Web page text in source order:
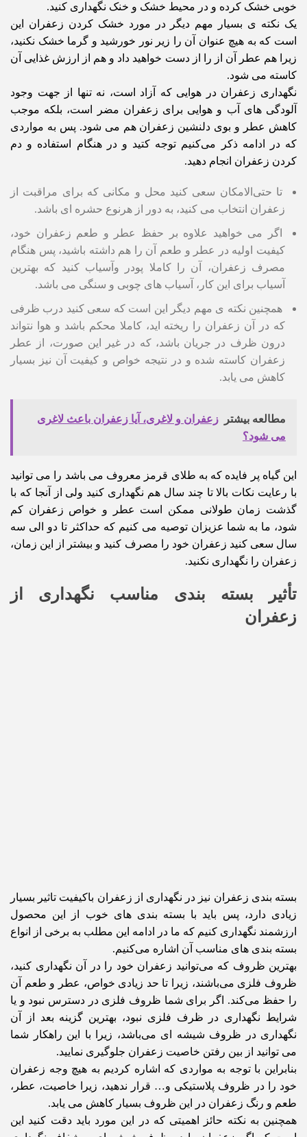
خوبی خشک کرده و در محیط خشک و خنک نگهداری کنید.
یک نکته ی بسیار مهم دیگر در مورد خشک کردن زعفران این
است که به هیچ عنوان آن را زیر نور خورشید و گرما خشک نکنید،
زیرا هم عطر آن از را از دست خواهید داد و هم از ارزش غذایی آن
کاسته می شود.
نگهداری زعفران در هوایی که آزاد است، نه تنها از جهت وجود
آلودگی های آب و هوایی برای زعفران مضر است، بلکه موجب
کاهش عطر و بوی دلنشین زعفران هم می شود. پس به مواردی
که در ادامه ذکر می‌کنیم توجه کتید و در هنگام استفاده و دم
کردن زعفران انجام دهید.
تا حتی‌الامکان سعی کنید محل و مکانی که برای مراقبت از
زعفران انتخاب می کنید، به دور از هرنوع حشره ای باشد.
اگر می خواهید علاوه بر حفظ عطر و طعم زعفران خود،
کیفیت اولیه در عطر و طعم آن را هم داشته باشید، پس هنگام
مصرف زعفران، آن را کاملا پودر وآسیاب کنید که بهترین
آسیاب برای این کار، آسیاب های چوبی و سنگی می باشد.
همچنین نکته ی مهم دیگر این است که سعی کنید درب ظرفی
که در آن زعفران را ریخته اید، کاملا محکم باشد و هوا نتواند
درون ظرف در جریان باشد، که در غیر این صورت، از عطر
زعفران کاسته شده و در نتیجه خواص و کیفیت آن نیز بسیار
کاهش می یابد.
مطالعه بیشتر
زعفران و لاغری، آیا زعفران باعث لاغری
می شود؟
این گیاه پر فایده که به طلای قرمز معروف می باشد را می توانید
با رعایت نکات بالا تا چند سال هم نگهداری کنید ولی از آنجا که با
گذشت زمان طولانی ممکن است عطر و خواص زعفران کم
شود، ما به شما عزیزان توصیه می کنیم که حداکثر تا دو الی سه
سال سعی کنید زعفران خود را مصرف کنید و بیشتر از این زمان،
زعفران را نگهداری نکنید.
تأثیر بسته بندی مناسب نگهداری از
زعفران
بسته بندی زعفران نیز در نگهداری از زعفران باکیفیت تاثیر بسیار
زیادی دارد، پس باید با بسته بندی های خوب از این محصول
ارزشمند نگهداری کنیم که ما در ادامه این‌ مطلب به برخی از انواع
بسته بند‌ی های مناسب آن اشاره می‌کنیم.
بهترین ظروف که می‌توانید زعفران خود را در آن‌ نگهداری کنید،
ظروف فلزی می‌باشند، زیرا تا حد زیادی خواص، عطر و طعم آن
را حفظ می‌کند. اگر برای شما ظروف فلزی در دسترس نبود و یا
شرایط نگهداری در ظرف فلزی نبود، بهترین گزینه بعد از آن
نگهداری در ظروف شیشه ای می‌باشد، زیرا با این راهکار شما
می توانید از بین رفتن خاصیت زعفران جلوگیری نمایید.
بنابراین با توجه به مواردی که اشاره کردیم به هیچ وجه زعفران
خود را در ظروف پلاستیکی و… قرار ندهید، زیرا خاصیت، عطر،
طعم و رنگ زعفران در این ظروف بسیار کاهش می یابد.
همچنین به نکته حائز اهمیتی که در این مورد باید دقت کنید این